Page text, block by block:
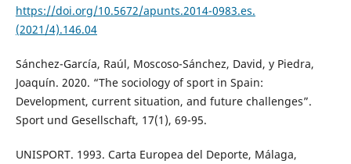
https://doi.org/10.5672/apunts.2014-0983.es.
(2021/4).146.04
Sánchez-García, Raúl, Moscoso-Sánchez, David, y Piedra,
Joaquín. 2020. “The sociology of sport in Spain:
Development, current situation, and future challenges”.
Sport und Gesellschaft, 17(1), 69-95.
UNISPORT. 1993. Carta Europea del Deporte, Málaga,